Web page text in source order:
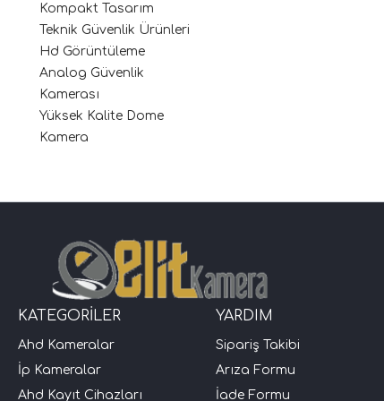
Kompakt Tasarım
Teknik Güvenlik Ürünleri
Hd Görüntüleme
Analog Güvenlik
Kamerası
Yüksek Kalite Dome
Kamera
KATEGORİLER
Ahd Kameralar
İp Kameralar
Ahd Kayıt Cihazları
YARDIM
Sipariş Takibi
Arıza Formu
İade Formu